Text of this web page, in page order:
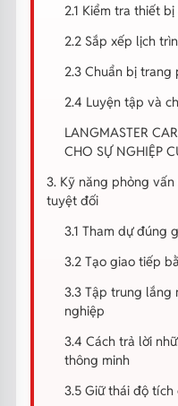
2.1 Kiểm tra thiết
2.2 Sắp xếp lịch
2.3 Chuẩn bị
2.4 Luyện tập và
LANGMASTER
CHO SỰ NGHIỆP
3. Kỹ năng phỏng
tuyệt đối
3.1 Tham dự đúng
3.2 Tạo giao tiếp
3.3 Tập trung lắng
nghiệp
3.4 Cách trả lời
thông minh
3.5 Giữ thái độ